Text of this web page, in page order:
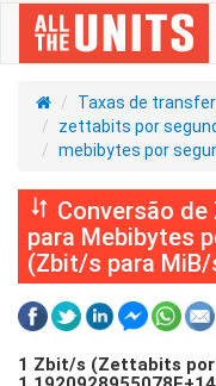
Taxas de
zettabits por
mebibytes por
Conversão
para Mebibytes
(Zbit/s para
1 Zbit/s (Zettabits por